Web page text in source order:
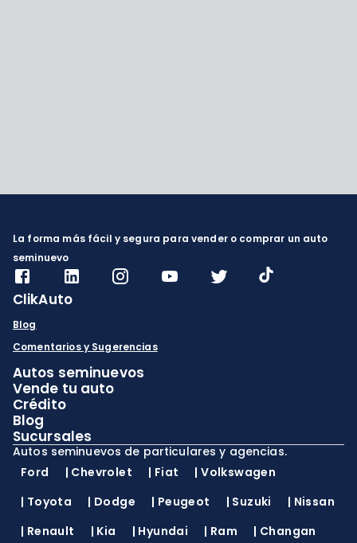
La forma más fácil y segura para vender o comprar un auto
seminuevo
ClikAuto
Blog
Comentarios y Sugerencias
Autos seminuevos
Vende tu auto
Crédito
Blog
Sucursales
Autos seminuevos de particulares y agencias.
Ford
| Chevrolet | Fiat |Volkswagen
| Toyota | Dodge | Peugeot | Suzuki | Nissan
| Renault | Kia | Hyundai | Ram | Changan